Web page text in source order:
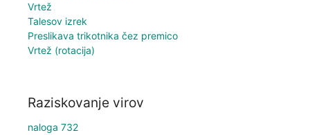
Vrtež
Talesov izrek
Preslikava trikotnika čez premico
Vrtež (rotacija)
Raziskovanje virov
naloga 732